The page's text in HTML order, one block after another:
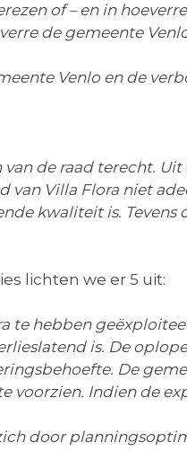
of – en in
de gemeente
Venlo en de
de raad terecht.
van Villa Flora niet
kwaliteit is.
lichten we er 5 uit:
te hebben
is. De
De
voorzien. Indien de
door